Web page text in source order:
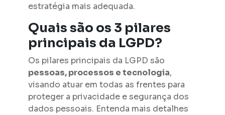
estratégia mais adequada.
Quais são os 3 pilares
principais da LGPD?
Os pilares principais da LGPD são
pessoas, processos e tecnologia,
visando atuar em todas as frentes para
proteger a privacidade e segurança dos
dados pessoais. Entenda mais detalhes